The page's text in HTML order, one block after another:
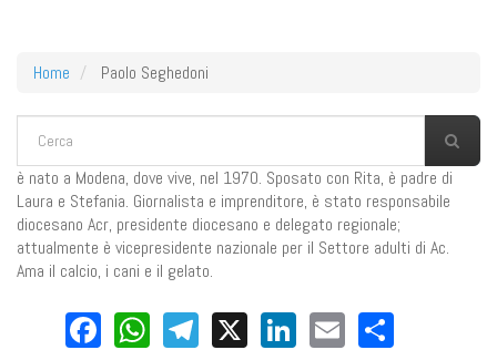
Home Paolo Seghedoni
FORM DI RICERCA
è nato a Modena, dove vive, nel 1970. Sposato con Rita, è padre di
Laura e Stefania. Giornalista e imprenditore, è stato responsabile
diocesano Acr, presidente diocesano e delegato regionale;
attualmente è vicepresidente nazionale per il Settore adulti di Ac.
Ama il calcio, i cani e il gelato.
Facebook
WhatsApp
Telegram
X LinkedIn
Email